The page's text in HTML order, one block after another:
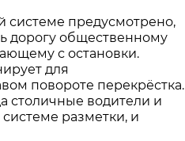
предусмотрено,
дорогу общественному
с остановки.
для
повороте перекрёстка.
столичные водители и
разметки, и